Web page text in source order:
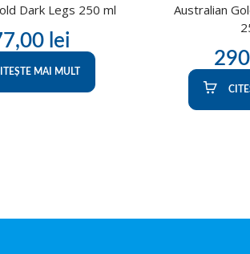
Dark Legs 250 ml
lei
MAI MULT
Australian